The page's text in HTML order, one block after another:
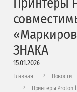
Принтеры
ЗНАКА
15.01.2026
Главная
Новости
Принтеры Proton